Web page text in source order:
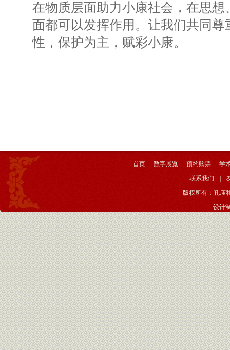
在物质层面助力小康社会，在思
面都可以发挥作用。让我们共同
性，保护为主，赋彩小康。
首页 数字展览 预约购票
学
联系我们
版权所有：孔庙
设计